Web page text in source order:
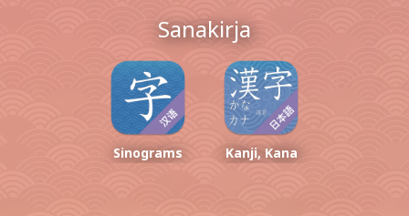
Sanakirja
Sinograms Kanji, Kana